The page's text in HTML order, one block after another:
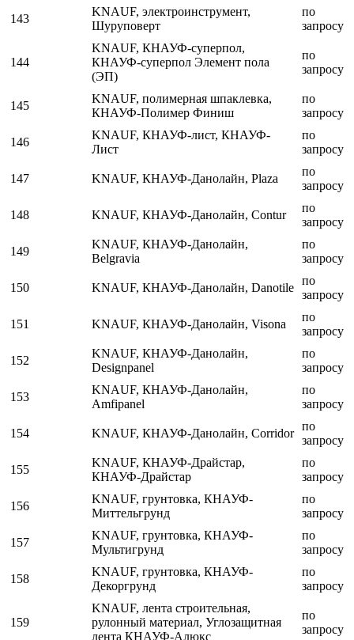
143
KNAUF, электроинструмент,
Шуруповерт
по
запросу
144
KNAUF, КНАУФ-суперпол,
КНАУФ-суперпол Элемент пола
(ЭП)
по
запросу
145
KNAUF, полимерная шпаклевка,
КНАУФ-Полимер Финиш
по
запросу
146
KNAUF, КНАУФ-лист, КНАУФ-
Лист
по
запросу
147 KNAUF, КНАУФ-Данолайн, Plaza
по
запросу
148 KNAUF, КНАУФ-Данолайн, Contur
по
запросу
149
KNAUF, КНАУФ-Данолайн,
Belgravia
по
запросу
150 KNAUF, КНАУФ-Данолайн, Danotile
по
запросу
151 KNAUF, КНАУФ-Данолайн, Visona
по
запросу
152
KNAUF, КНАУФ-Данолайн,
Designpanel
по
запросу
153
KNAUF, КНАУФ-Данолайн,
Amfipanel
по
запросу
154 KNAUF, КНАУФ-Данолайн, Corridor
по
запросу
155
KNAUF, КНАУФ-Драйстар,
КНАУФ-Драйстар
по
запросу
156
KNAUF, грунтовка, КНАУФ-
Миттельгрунд
по
запросу
157
KNAUF, грунтовка, КНАУФ-
Мультигрунд
по
запросу
158
KNAUF, грунтовка, КНАУФ-
Декоргрунд
по
запросу
159
KNAUF, лента строительная,
рулонный материал, Углозащитная
лента КНАУФ-Алюкс
по
запросу